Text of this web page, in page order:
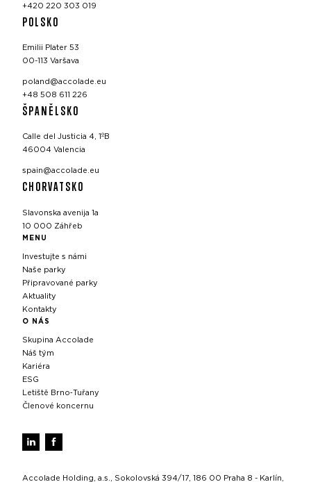
+420 220 303 019
POLSKO
Emilii Plater 53
00-113 Varšava
poland@accolade.eu
+48 508 611 226
ŠPANĚLSKO
Calle del Justicia 4, 1ºB
46004 Valencia
spain@accolade.eu
CHORVATSKO
Slavonska avenija 1a
10 000 Záhřeb
MENU
Investujte s námi
Naše parky
Připravované parky
Aktuality
Kontakty
O NÁS
Skupina Accolade
Náš tým
Kariéra
ESG
Letiště Brno‑Tuřany
Členové koncernu
Accolade Holding, a.s., Sokolovská 394/17, 186 00 Praha 8 - Karlín,